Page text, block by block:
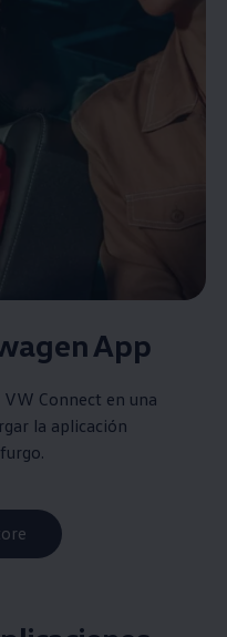
App
Connect en una
la aplicación